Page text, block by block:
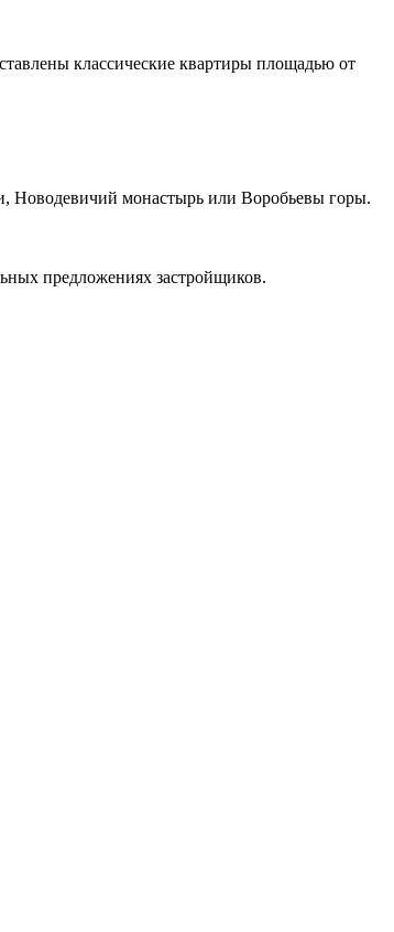
классические квартиры площадью от
Новодевичий монастырь или Воробьевы горы.
предложениях застройщиков.